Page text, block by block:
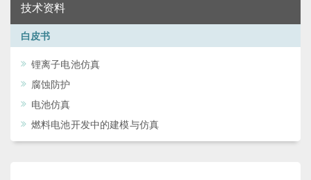
技术资料
白皮书
锂离子电池仿真
腐蚀防护
电池仿真
燃料电池开发中的建模与仿真